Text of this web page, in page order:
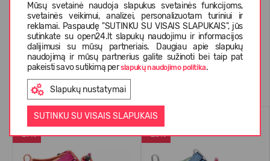
Mūsų svetainė naudoja slapukus svetainės funkcijoms,
svetainės veikimui, analizei, personalizuotam turiniui ir
reklamai. Paspaudę "SUTINKU SU VISAIS SLAPUKAIS", jūs
sutinkate su open24.lt slapukų naudojimu ir informacijos
dalijimusi su mūsų partneriais. Daugiau apie slapukų
naudojimą ir mūsų partnerius galite sužinoti bei taip pat
pakeisti savo sutikimą perslapukų naudojimo politika.
Slapukų nustatymai
SUTINKU SU VISAIS SLAPUKAIS
KLIENTŲ ATSILIEPIMAI (0)
Panašios prekės
-29%
VASARAI
-23%
VASARAI